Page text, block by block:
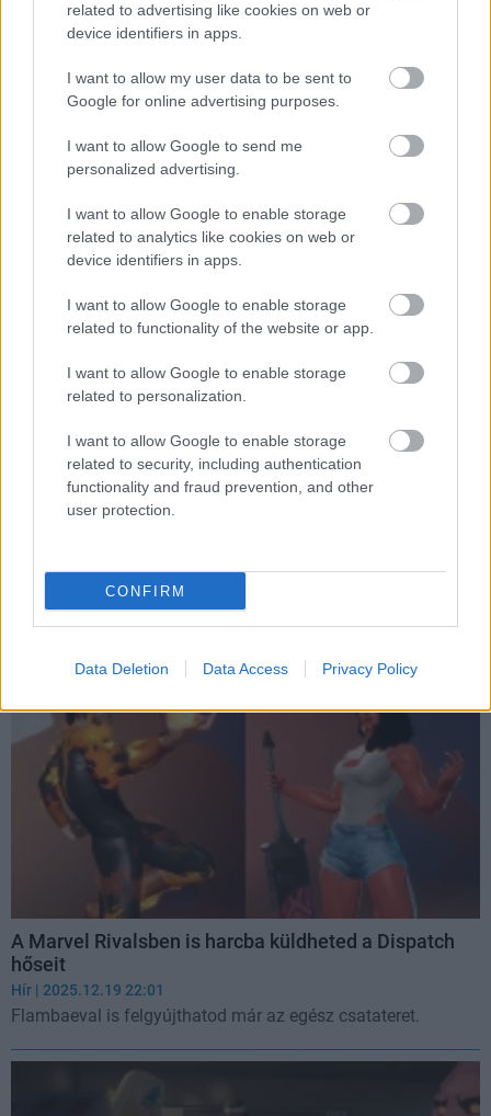
related to advertising like cookies on web or
device identifiers in apps.
I want to allow my user data to be sent to
Google for online advertising purposes.
I want to allow Google to send me
personalized advertising.
I want to allow Google to enable storage
related to analytics like cookies on web or
device identifiers in apps.
I want to allow Google to enable storage
related to functionality of the website or app.
I want to allow Google to enable storage
related to personalization.
I want to allow Google to enable storage
related to security, including authentication
functionality and fraud prevention, and other
user protection.
CONFIRM
Data Deletion Data Access Privacy Policy
A Dispatch indulhat a 2026-os The Game Awardsért,
ami több szempontból is fura
| 2025.12.26 20:01
A fejlesztők aggódnak, hogy jövő őszre mindenki elfelejti
őket, de nem ez a legnagyobb probléma.
GS Évértékelő | A legjobb játékok 2025-ben
Idén a nagy kiadók alig-alig rúgtak labdába, 2025-ön már
tisztán látszik, hogy a modern játékfejlesztés jelenében az
apró szenvedélyes csapatok alkotják a legjobb élményeket.
A Marvel Rivalsben is harcba küldheted a Dispatch
hőseit
Hír | 2025.12.19 22:01
Flambaeval is felgyújthatod már az egész csatateret.